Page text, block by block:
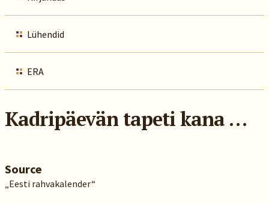
Lühendid
ERA
Kadripäevän tapeti kana …
Source
„Eesti rahvakalender“